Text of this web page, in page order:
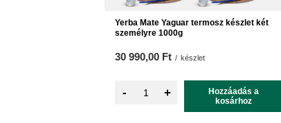
Yerba Mate Yaguar termosz készlet két
személyre 1000g
30 990,00 Ft / készlet
- +
Hozzáadás a
kosárhoz